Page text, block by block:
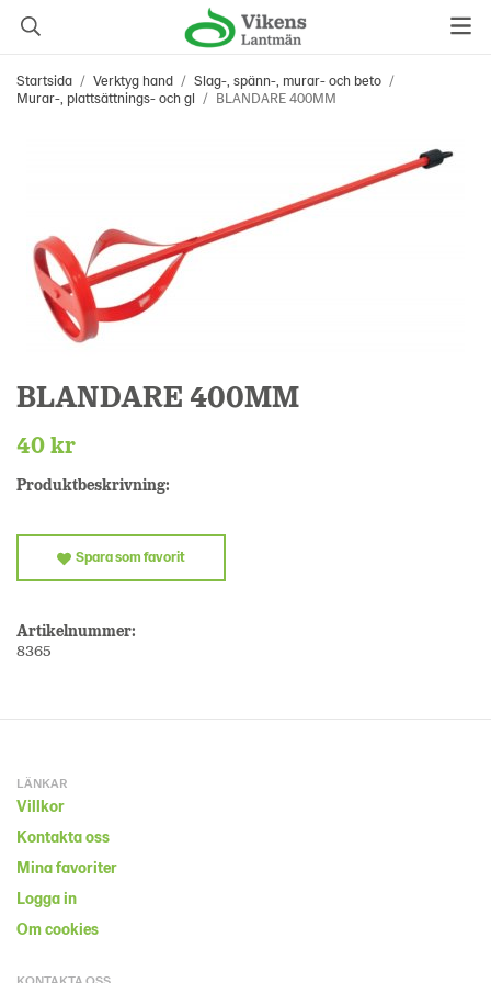
Startsida / Verktyg hand / Slag-, spänn-, murar- och beto /
Murar-, plattsättnings- och gl / BLANDARE 400MM
BLANDARE 400MM
40 kr
Produktbeskrivning:
Spara som favorit
Artikelnummer:
8365
LÄNKAR
Villkor
Kontakta oss
Mina favoriter
Logga in
Om cookies
KONTAKTA OSS